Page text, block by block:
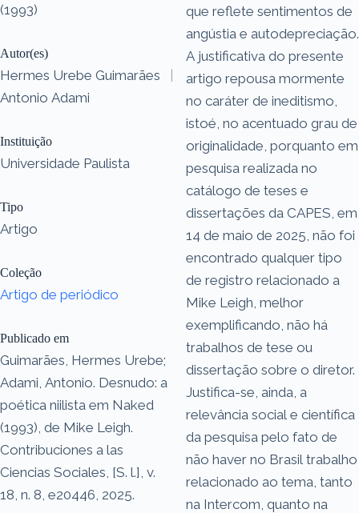
(1993)
Autor(es)
Hermes Urebe Guimarães
|
Antonio Adami
Instituição
Universidade Paulista
Tipo
Artigo
Coleção
Artigo de periódico
Publicado em
Guimarães, Hermes Urebe;
Adami, Antonio. Desnudo: a
poética niilista em Naked
(1993), de Mike Leigh.
Contribuciones a las
Ciencias Sociales, [S. l.], v.
18, n. 8, e20446, 2025.
que reflete sentimentos de
angústia e autodepreciação.
A justificativa do presente
artigo repousa mormente
no caráter de ineditismo,
istoé, no acentuado grau de
originalidade, porquanto em
pesquisa realizada no
catálogo de teses e
dissertações da CAPES, em
14 de maio de 2025, não foi
encontrado qualquer tipo
de registro relacionado a
Mike Leigh, melhor
exemplificando, não há
trabalhos de tese ou
dissertação sobre o diretor.
Justifica-se, ainda, a
relevância social e científica
da pesquisa pelo fato de
não haver no Brasil trabalho
relacionado ao tema, tanto
na Intercom, quanto na